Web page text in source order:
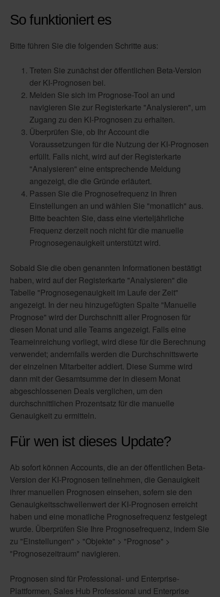
So funktioniert es
Bitte führen Sie die folgenden Schritte aus:
Treten Sie zunächst der öffentlichen Beta-Version
der KI-Prognosen bei.
Melden Sie sich im Prognose-Tool an und
navigieren Sie zur Registerkarte "Analysieren", um
Zugang zu den KI-Prognosen zu erhalten.
Überprüfen Sie, ob Ihr Account die
Voraussetzungen für die Nutzung der KI-Prognosen
erfüllt. Falls nicht, wird auf der Registerkarte
"Analysieren" eine entsprechende Meldung
angezeigt, die die Gründe erläutert.
Passen Sie die Prognosefrequenz in Ihren
Einstellungen an und wählen Sie "monatlich" aus.
Bitte beachten Sie, dass eine vierteljährliche
Frequenz derzeit noch nicht für die manuelle
Prognosegenauigkeit unterstützt wird.
Sobald Sie die oben genannten Informationen bestätigt
haben, wird auf der Registerkarte "Analysieren" die
Tabelle "Prognosegenauigkeit im Laufe der Zeit"
angezeigt. In der neu hinzugefügten Spalte "Manuelle
Prognose" wird der Durchschnitt aller Prognosen für
diesen Monat und alle Teams angezeigt. Falls eine
Teameinreichung vorliegt, wird diese für die Berechnung
verwendet; andernfalls werden die Durchschnittswerte
der einzelnen Mitarbeiter addiert. Diese Summe wird
dann mit der Gesamtsumme der in diesem Monat
abgeschlossenen Deals verglichen, um den
durchschnittlichen Prozentsatz für die manuelle
Genauigkeit zu ermitteln.
Für wen ist dieses Update?
Ab sofort können Accounts, die an der öffentlichen Beta-
Version der KI-Prognosen teilnehmen, die Genauigkeit
ihrer manuellen Prognosen einsehen, sofern sie den
Genauigkeitsschwellenwert der KI-Prognosen erreicht
haben und eine monatliche Prognosefrequenz festgelegt
wurde. Überprüfen Sie Ihre Prognosefrequenz, indem Sie
zu "Einstellungen" > "Objekte" > "Prognose" >
"Prognosezeitraum" navigieren.
Prognosen sind für Professional- und Enterprise-
Plattformen, Sales Hub Professional und Enterprise